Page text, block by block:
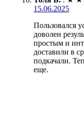
15.06.2025
Пользовался
доволен
простым и
доставили в
подкачали.
еще.